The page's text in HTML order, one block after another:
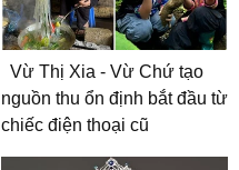
Vừ Thị Xia - Vừ Chứ tạo
nguồn thu ổn định bắt đầu từ
chiếc điện thoại cũ